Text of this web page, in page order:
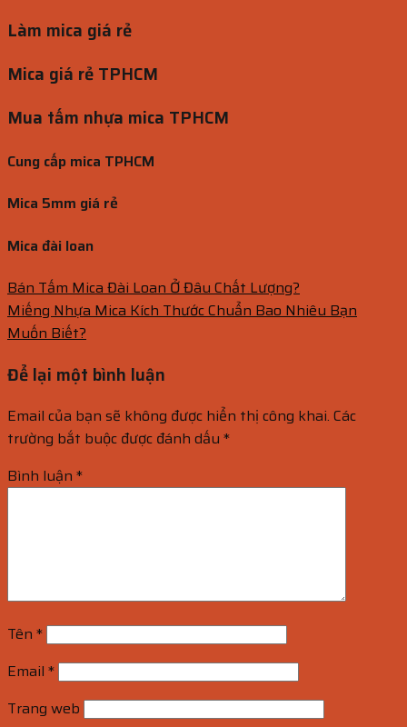
Làm mica giá rẻ
Mica giá rẻ TPHCM
Mua tấm nhựa mica TPHCM
Cung cấp mica TPHCM
Mica 5mm giá rẻ
Mica đài loan
Bán Tấm Mica Đài Loan Ở Đâu Chất Lượng?
Miếng Nhựa Mica Kích Thước Chuẩn Bao Nhiêu Bạn
Muốn Biết?
Để lại một bình luận
Email của bạn sẽ không được hiển thị công khai. Các
trường bắt buộc được đánh dấu *
Bình luận *
Tên *
Email *
Trang web